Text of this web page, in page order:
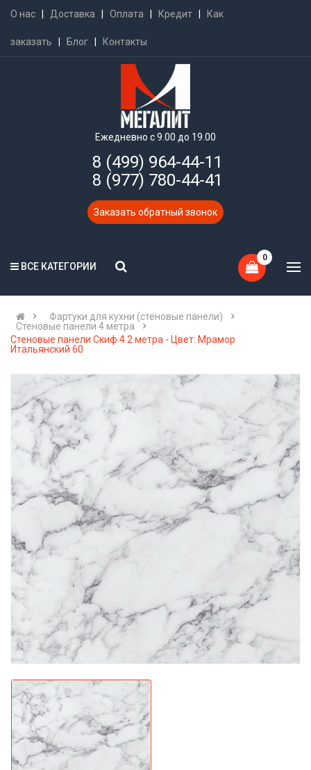
О нас Доставка Оплата Кредит Как
заказать Блог Контакты
Ежедневно с 9.00 до 19.00
8 (499) 964-44-11
8 (977) 780-44-41
Заказать обратный звонок
ВСЕ КАТЕГОРИИ
0
Фартуки для кухни (стеновые панели)
Стеновые панели 4 метра
Стеновые панели Скиф 4.2 метра - Цвет: Мрамор
Итальянский 60